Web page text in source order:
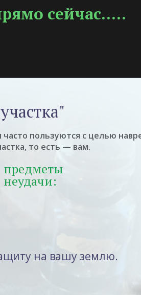
сейчас.....
пользуются с целью
то есть — вам.
предметы
неудачи:
на вашу землю.